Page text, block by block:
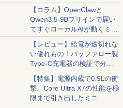
ッズ一挙紹介
【コラム】OpenClawと
Qwen3.5-9Bプリインで届い
てすぐローカルAIが動くミニ
PC「SER9 Pro」
【レビュー】給電が途切れな
い優れもの！バッファロー製
Type-C充電器の検証で分か
ったこと
【特集】電源内蔵で0.9Lの衝
撃。Core Ultra X7の性能を極
限まで引き出したミニ
6 7
6
6 7